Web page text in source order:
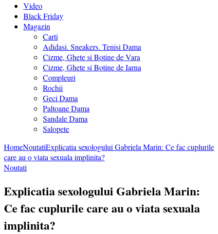
Video
Black Friday
Magazin
Carti
Adidasi. Sneakers. Tenisi Dama
Cizme, Ghete si Botine de Vara
Cizme, Ghete si Botine de Iarna
Compleuri
Rochii
Geci Dama
Paltoane Dama
Sandale Dama
Salopete
HomeNoutatiExplicatia sexologului Gabriela Marin: Ce fac cuplurile
care au o viata sexuala implinita?
Noutati
Explicatia sexologului Gabriela Marin:
Ce fac cuplurile care au o viata sexuala
implinita?